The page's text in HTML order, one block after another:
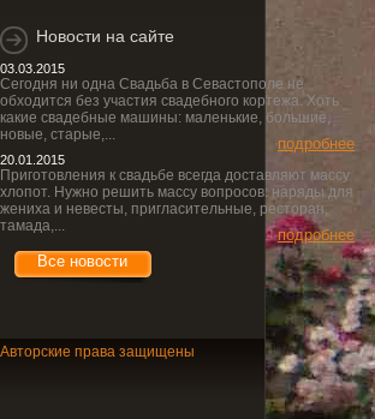
Новости на сайте
03.03.2015
Сегодня ни одна Свадьба в Севастополе не
обходится без участия свадебного кортежа. Хоть
какие свадебные машины: маленькие, большие,
новые, старые,...
подробнее
20.01.2015
Приготовления к свадьбе всегда доставляют массу
хлопот. Нужно решить массу вопросов: наряды для
жениха и невесты, пригласительные, ресторан,
тамада,...
подробнее
Все новости
Авторские права защищены